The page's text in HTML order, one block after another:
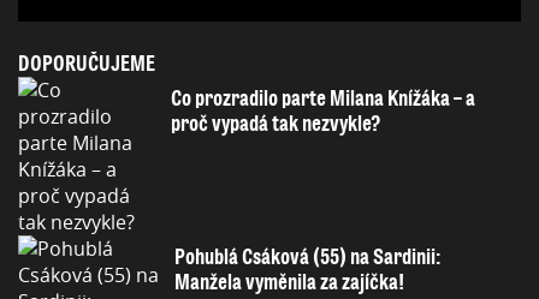
DOPORUČUJEME
Co prozradilo parte Milana Knížáka – a
proč vypadá tak nezvykle?
Pohublá Csáková (55) na Sardinii:
Manžela vyměnila za zajíčka!